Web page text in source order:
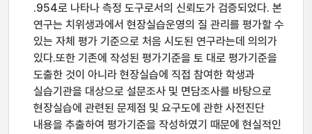
.954로 나타나 측정 도구로서의 신뢰도가 검증되었다. 본
연구는 치위생과에서 현장실습운영의 질 관리를 평가할 수
있는 자체 평가 기준으로 처음 시도된 연구라는데 의의가
있다.또한 기존에 작성된 평가기준을 토 대로 평가기준을
도출한 것이 아니라 현장실습에 직접 참여한 학생과
실습기관을 대상으로 설문조사 및 면담조사를 바탕으로
현장실습에 관련된 문제점 및 요구도에 관한 사전진단
내용을 추출하여 평가기준을 작성하였기 때문에 현실적인